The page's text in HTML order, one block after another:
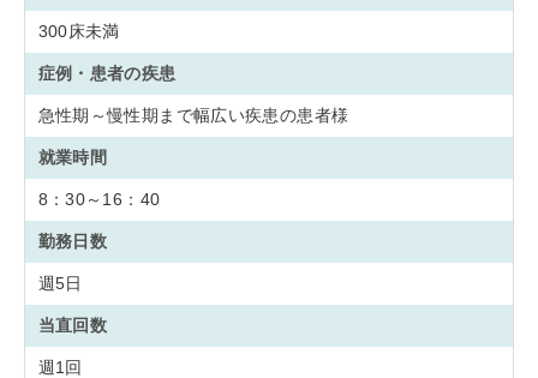
300床未満
症例・患者の疾患
急性期～慢性期まで幅広い疾患の患者様
就業時間
8：30～16：40
勤務日数
週5日
当直回数
週1回